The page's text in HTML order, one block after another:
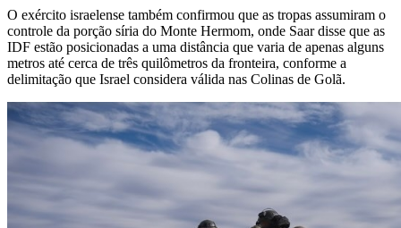
O exército israelense também confirmou que as tropas assumiram o
controle da porção síria do Monte Hermom, onde Saar disse que as
IDF estão posicionadas a uma distância que varia de apenas alguns
metros até cerca de três quilômetros da fronteira, conforme a
delimitação que Israel considera válida nas Colinas de Golã.